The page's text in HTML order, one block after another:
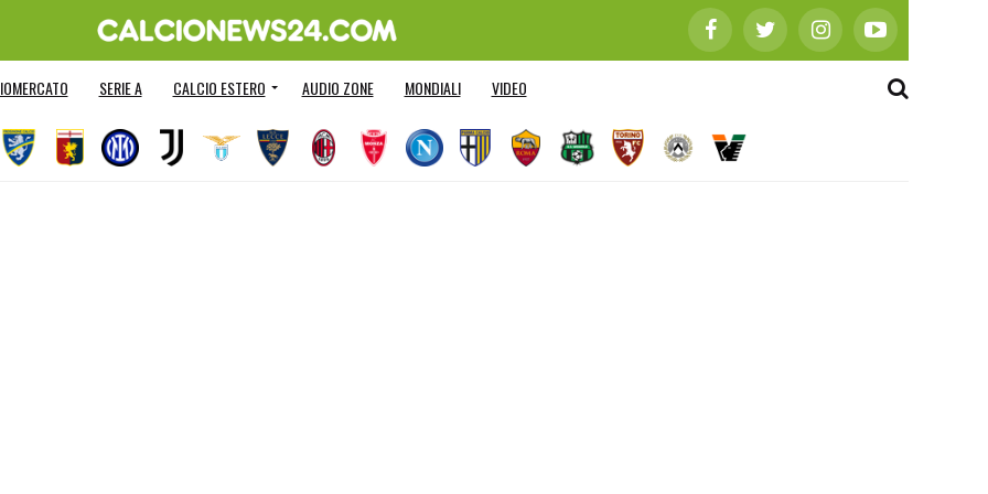
SERIE A CALCIO ESTERO AUDIO ZONE MONDIALI VIDEO